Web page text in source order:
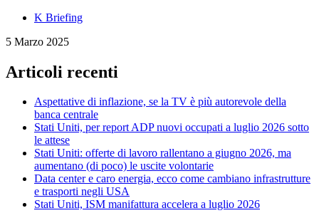
K Briefing
5 Marzo 2025
Articoli recenti
Aspettative di inflazione, se la TV è più autorevole della
banca centrale
Stati Uniti, per report ADP nuovi occupati a luglio 2026 sotto
le attese
Stati Uniti: offerte di lavoro rallentano a giugno 2026, ma
aumentano (di poco) le uscite volontarie
Data center e caro energia, ecco come cambiano infrastrutture
e trasporti negli USA
Stati Uniti, ISM manifattura accelera a luglio 2026